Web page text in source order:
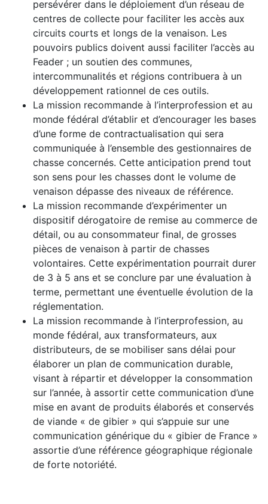
persévérer dans le déploiement d’un réseau de
centres de collecte pour faciliter les accès aux
circuits courts et longs de la venaison. Les
pouvoirs publics doivent aussi faciliter l’accès au
Feader ; un soutien des communes,
intercommunalités et régions contribuera à un
développement rationnel de ces outils.
La mission recommande à l’interprofession et au
monde fédéral d’établir et d’encourager les bases
d’une forme de contractualisation qui sera
communiquée à l’ensemble des gestionnaires de
chasse concernés. Cette anticipation prend tout
son sens pour les chasses dont le volume de
venaison dépasse des niveaux de référence.
La mission recommande d’expérimenter un
dispositif dérogatoire de remise au commerce de
détail, ou au consommateur final, de grosses
pièces de venaison à partir de chasses
volontaires. Cette expérimentation pourrait durer
de 3 à 5 ans et se conclure par une évaluation à
terme, permettant une éventuelle évolution de la
réglementation.
La mission recommande à l’interprofession, au
monde fédéral, aux transformateurs, aux
distributeurs, de se mobiliser sans délai pour
élaborer un plan de communication durable,
visant à répartir et développer la consommation
sur l’année, à assortir cette communication d’une
mise en avant de produits élaborés et conservés
de viande « de gibier » qui s’appuie sur une
communication générique du « gibier de France »
assortie d’une référence géographique régionale
de forte notoriété.